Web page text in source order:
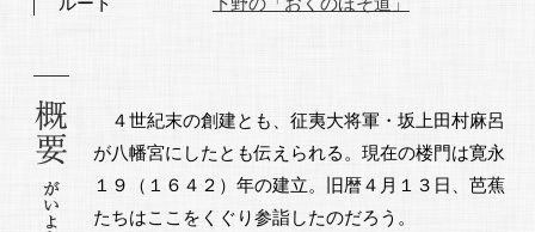
４世紀末の創建とも、征夷大将軍・坂上田村麻呂
が八幡宮にしたとも伝えられる。現在の楼門は寛永
１９（１６４２）年の建立。旧暦４月１３日、芭蕉
たちはここをくぐり参詣したのだろう。